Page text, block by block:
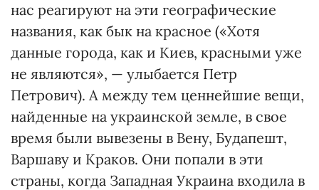
нас реагируют на эти географические
названия, как бык на красное («Хотя
данные города, как и Киев, красными уже
не являются», — улыбается Петр
Петрович). А между тем ценнейшие вещи,
найденные на украинской земле, в свое
время были вывезены в Вену, Будапешт,
Варшаву и Краков. Они попали в эти
страны, когда Западная Украина входила в